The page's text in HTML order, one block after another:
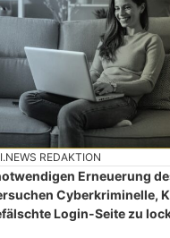
REDAKTION
Erneuerung
Cyberkriminelle,
Login-Seite zu